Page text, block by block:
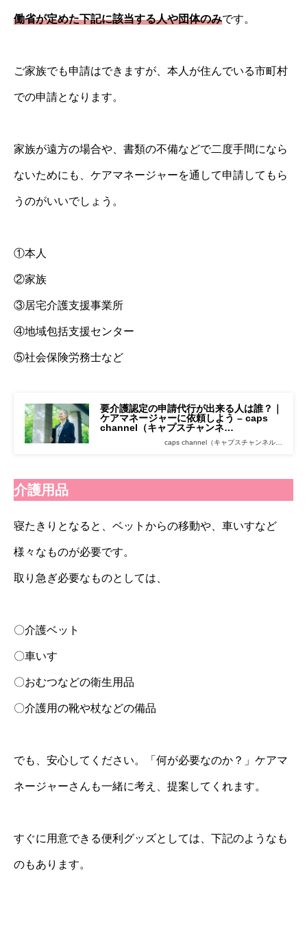
働省が定めた下記に該当する人や団体のみです。
ご家族でも申請はできますが、本人が住んでいる市町村
での申請となります。
家族が遠方の場合や、書類の不備などで二度手間になら
ないためにも、ケアマネージャーを通して申請してもら
うのがいいでしょう。
①本人
②家族
③居宅介護支援事業所
④地域包括支援センター
⑤社会保険労務士など
要介護認定の申請代行が出来る人は誰？｜
ケアマネージャーに依頼しよう – caps
channel（キャプスチャンネ…
caps channel（キャプスチャンネル…
介護用品
寝たきりとなると、ベットからの移動や、車いすなど
様々なものが必要です。
取り急ぎ必要なものとしては、
〇介護ベット
〇車いす
〇おむつなどの衛生用品
〇介護用の靴や杖などの備品
でも、安心してください。「何が必要なのか？」ケアマ
ネージャーさんも一緒に考え、提案してくれます。
すぐに用意できる便利グッズとしては、下記のようなも
のもあります。